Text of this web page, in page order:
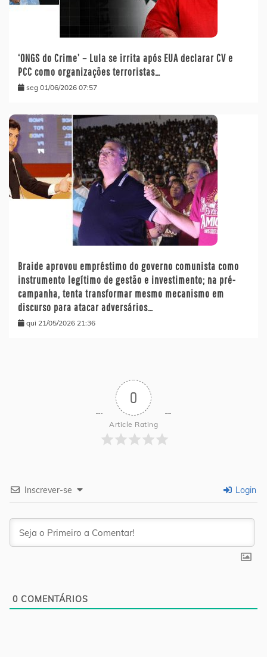
‘ONGS do Crime’ – Lula se irrita após EUA declarar CV e
PCC como organizações terroristas…
seg 01/06/2026 07:57
Braide aprovou empréstimo do governo comunista como
instrumento legítimo de gestão e investimento; na pré-
campanha, tenta transformar mesmo mecanismo em
discurso para atacar adversários…
qui 21/05/2026 21:36
0
Article Rating
Inscrever-se Login
0 COMENTÁRIOS